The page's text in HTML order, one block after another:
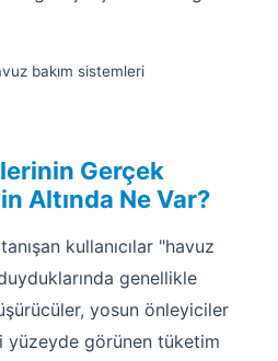
Sıvı Asit Hidroklorik
Sıvı Klor Sodyum Hipoklorit
Toz Ph+ Yükseltici
Yosun Öldürücü
Selenoid Havuz Kimyasalları
Gerçek
Altında Ne Var?
kullanıcılar "havuz
genellikle
yosun önleyiciler
görünen tüketim